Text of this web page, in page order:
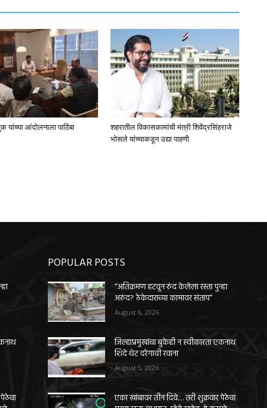
यांच्या आंदोलनाला पाठिंबा
शहरातील विकासकामांची मंत्री शिवेंद्रसिंहराजे
भोसले यांच्याकडून उद्या पाहणी
POPULAR POSTS
“अतिक्रमण हटवून रुंद केलेला रस्ता पुन्हा
अरुंद? ठेकेदाराच्या कामावर संताप”
August 6, 2026
जिल्हाप्रमुखांचा बुकेही न स्वीकारता एकनाथ
शिंदे थेट दरेगावी रवाना
August 5, 2026
एका खांबावर तीन दिवे… तरी शुक्रवार पेठेचा